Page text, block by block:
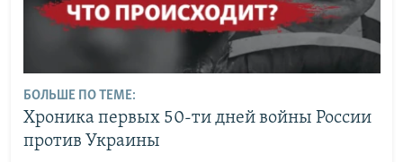
БОЛЬШЕ ПО ТЕМЕ:
Хроника первых 50-ти дней войны России
против Украины